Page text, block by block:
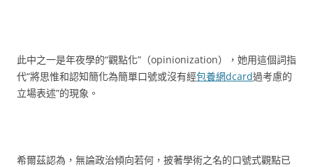
此中之一是年夜學的“觀點化”（opinionization），她用這個詞指
代“將思惟和認知簡化為簡單口號或沒有經包養網dcard過考慮的
立場表述”的現象。
希爾茲認為，無論政治傾向若何，披著學術之名的口號式觀點已